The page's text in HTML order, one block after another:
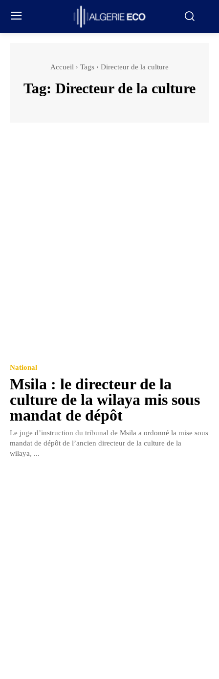
Accueil Tags Directeur de la culture
Tag: Directeur de la culture
National
Msila : le directeur de la
culture de la wilaya mis sous
mandat de dépôt
Le juge d’instruction du tribunal de Msila a ordonné la mise sous
mandat de dépôt de l’ancien directeur de la culture de la
wilaya, ...